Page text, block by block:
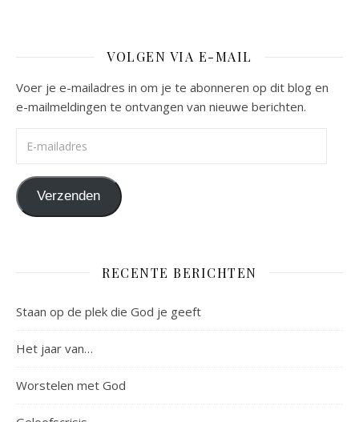
VOLGEN VIA E-MAIL
Voer je e-mailadres in om je te abonneren op dit blog en
e-mailmeldingen te ontvangen van nieuwe berichten.
Verzenden
RECENTE BERICHTEN
Staan op de plek die God je geeft
Het jaar van…
Worstelen met God